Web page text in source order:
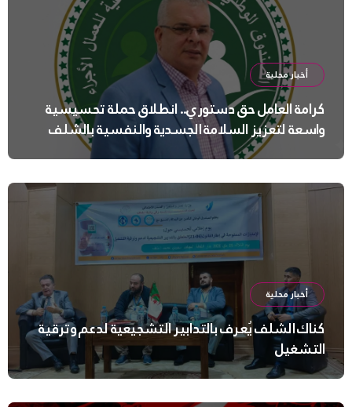
أخبار محلية
كرامة العامل حق دستوري.. انطلاق حملة تحسيسية
واسعة لتعزيز السلامة الجسدية والنفسية بالشلف
أخبار محلية
كناك الشلف يُعرف بالتدابير التشجيعية لدعم وترقية
التشغيل